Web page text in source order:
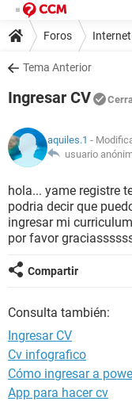
Foros Internet
Tema Anterior
Ingresar CV
aquiles.1 -
usuario
hola... yame registre
podria decir que
ingresar mi
por favor
Compartir
Consulta también:
Ingresar CV
Cv infografico
Cómo ingresar a
App para hacer cv